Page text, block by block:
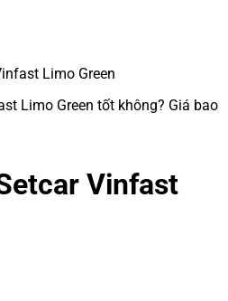
Limo Green
Vinfast